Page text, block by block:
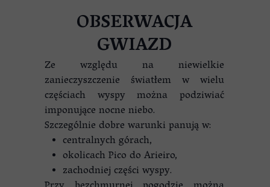
OBSERWACJA
GWIAZD
Ze względu na niewielkie
zanieczyszczenie światłem w wielu
częściach wyspy można podziwiać
imponujące nocne niebo.
Szczególnie dobre warunki panują w:
centralnych górach,
okolicach Pico do Arieiro,
zachodniej części wyspy.